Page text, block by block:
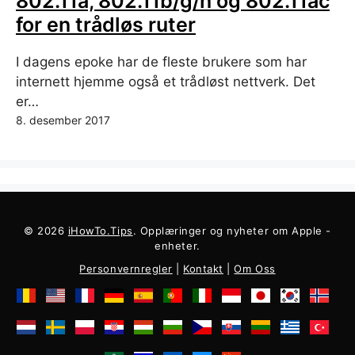
for en trådløs ruter
I dagens epoke har de fleste brukere som har
internett hjemme også et trådløst nettverk. Det
er…
8. desember 2017
© 2026 iHowTo.Tips. Opplæringer og nyheter om Apple -
enheter.
Personvernregler
Kontakt |Om Oss